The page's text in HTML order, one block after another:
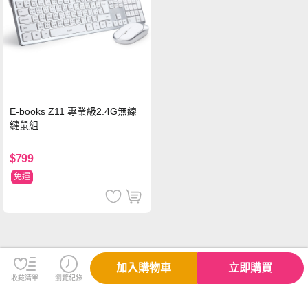
E-books Z11 專業級2.4G無線
鍵鼠組
$799
免運
收藏清單 瀏覽紀錄
加入購物車 立即購買